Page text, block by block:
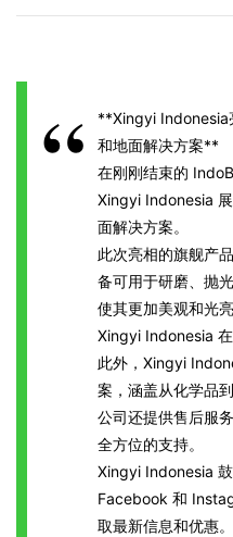
**Xingyi Indonesia
和地面解决方案**
在刚刚结束的
Xingyi Indonesia
面解决方案。
此次亮相的旗舰产
备可用于研磨、抛
使其更加美观和光
Xingyi Indonesia 在
此外，Xingyi
案，涵盖从化学品
公司还提供售后服
全方位的支持。
Xingyi Indonesia
Facebook 和
取最新信息和优惠。